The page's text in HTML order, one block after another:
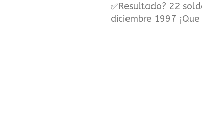
✅Resultado? 22
diciembre 1997